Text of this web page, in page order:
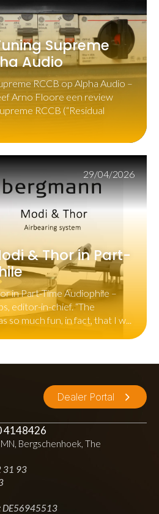
Supreme
Audio
RCCB op Alpha Audio –
Arno Floore een review
RCCB (“Residual
29/04/2026
& Thor in Part-
in Part-Time Audiophile –
editor-in-chief. “The
so much fun, in fact, that I w...
Dealer Portal
4148426
Bergschenhoek, The
31 93
DE56945513